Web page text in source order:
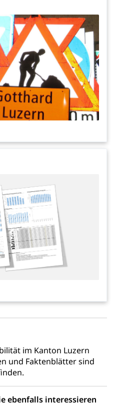
im Kanton Luzern
und Faktenblätter sind
ebenfalls interessieren
bestellen
und Pyrotechnik
(Führerausweis,
Erwerb des
Bürgerrechts,
Geburtsanzeige
(WAS Luzern)
(gruezi.lu.ch)
Gesundheit
(WAS Luzern)
Spitex
Angehörige
freie Pflegeplätze
(WAS Luzern)
Luzern (unilu)
Spitzensport,
Sportanlagen
Schulsport
Veterinärmedizin,
und Bienen
Erbrecht,